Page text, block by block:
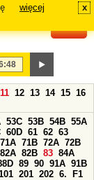
więcej x
11 12 13 14 15 16
53C 53B 54B 55A
60D 61 62 63
71A 71B 72A 72B
82A 82B 83 84A
89 90 91A 91B
201 202 6.
F1